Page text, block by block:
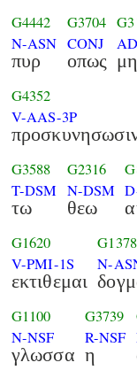
G4442
N-ASN
πυρ
G3704
CONJ
οπως μη
G4352
V-AAS-3P
G3588
T-DSM
τω
G2316
N-DSM
θεω
G1620
V-PMI-1S
εκτιθεμαι
G1378
N-
G1100
N-NSF
γλωσσα
G3739
R-NSF
η